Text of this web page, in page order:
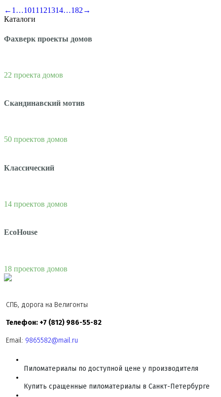
← 1 …1011 121314…182 →
Каталоги
Фахверк проекты домов
22 проекта домов
Скандинавский мотив
50 проектов домов
Классический
14 проектов домов
EcoHouse
18 проектов домов
СПБ, дорога на Велигонты
Телефон: +7 (812) 986-55-82
Email: 9865582@mail.ru
Пиломатериалы по доступной цене у производителя
Купить сращенные пиломатериалы в Санкт-Петербурге